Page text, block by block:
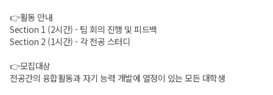
👉활동 안내
Section 1 (2시간) - 팀 회의 진행 및 피드백
Section 2 (1시간) - 각 전공 스터디
👉모집대상
전공간의 융합활동과 자기 능력 개발에 열정이 있는 모든 대학생